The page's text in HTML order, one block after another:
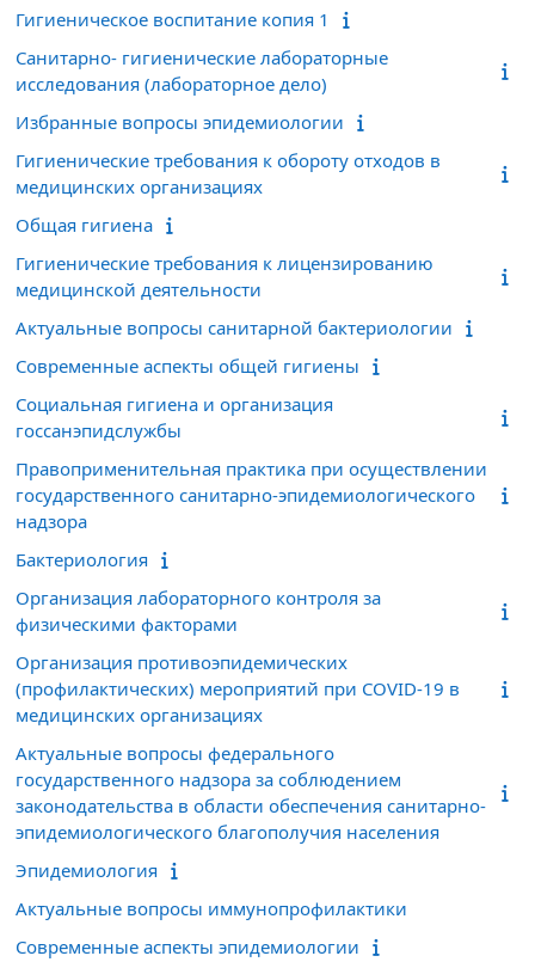
Гигиеническое воспитание копия 1
Санитарно- гигиенические лабораторные
исследования (лабораторное дело)
Избранные вопросы эпидемиологии
Гигиенические требования к обороту отходов в
медицинских организациях
Общая гигиена
Гигиенические требования к лицензированию
медицинской деятельности
Актуальные вопросы санитарной бактериологии
Современные аспекты общей гигиены
Социальная гигиена и организация
госсанэпидслужбы
Правоприменительная практика при осуществлении
государственного санитарно-эпидемиологического
надзора
Бактериология
Организация лабораторного контроля за
физическими факторами
Организация противоэпидемических
(профилактических) мероприятий при COVID-19 в
медицинских организациях
Актуальные вопросы федерального
государственного надзора за соблюдением
законодательства в области обеспечения санитарно-
эпидемиологического благополучия населения
Эпидемиология
Актуальные вопросы иммунопрофилактики
Современные аспекты эпидемиологии